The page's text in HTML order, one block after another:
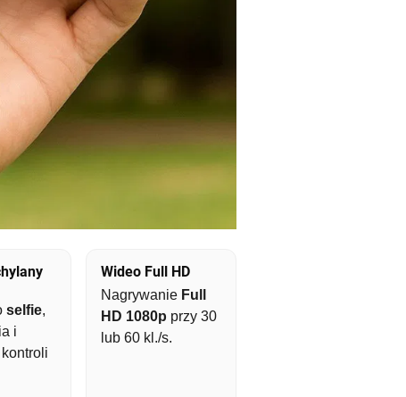
selfie,
i
Wideo Full HD
Nagrywanie Full
HD 1080p przy 30
lub 60 kl./s.